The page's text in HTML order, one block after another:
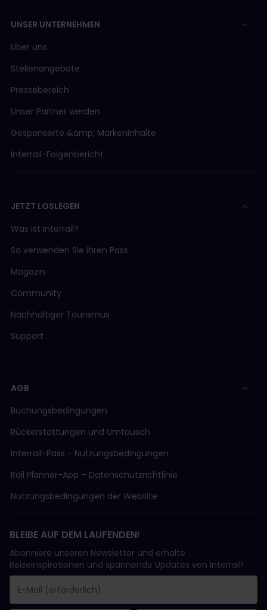
UNSER UNTERNEHMEN
Über uns
Stellenangebote
Pressebereich
Unser Partner werden
Gesponserte &amp; Markeninhalte
Interrail-Folgenbericht
JETZT LOSLEGEN
Was ist Interrail?
So verwenden Sie Ihren Pass
Magazin
Community
Nachhaltiger Tourismus
Support
AGB
Buchungsbedingungen
Rückerstattungen und Umtausch
Interrail-Pass - Nutzungsbedingungen
Rail Planner-App – Datenschutzrichtlinie
Nutzungsbedingungen der Website
BLEIBE AUF DEM LAUFENDEN!
Abonniere unseren Newsletter und erhalte
Reiseinspirationen und spannende Updates von Interrail!